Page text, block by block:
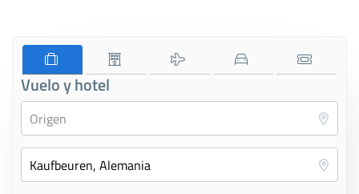
Vuelo y hotel